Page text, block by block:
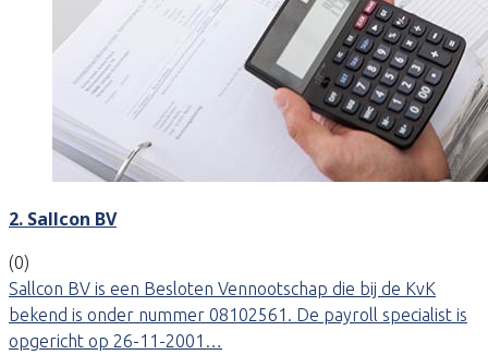
2. Sallcon BV
(0)
Sallcon BV is een Besloten Vennootschap die bij de KvK
bekend is onder nummer 08102561. De payroll specialist is
opgericht op 26-11-2001…